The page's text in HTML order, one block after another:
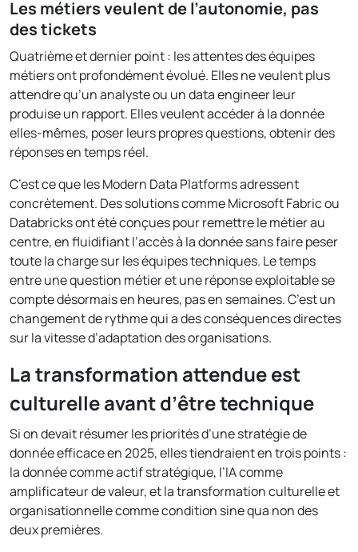
Les métiers veulent de l’autonomie, pas
des tickets
Quatrième et dernier point : les attentes des équipes
métiers ont profondément évolué. Elles ne veulent plus
attendre qu’un analyste ou un data engineer leur
produise un rapport. Elles veulent accéder à la donnée
elles-mêmes, poser leurs propres questions, obtenir des
réponses en temps réel.
C’est ce que les Modern Data Platforms adressent
concrètement. Des solutions comme Microsoft Fabric ou
Databricks ont été conçues pour remettre le métier au
centre, en fluidifiant l’accès à la donnée sans faire peser
toute la charge sur les équipes techniques. Le temps
entre une question métier et une réponse exploitable se
compte désormais en heures, pas en semaines. C’est un
changement de rythme qui a des conséquences directes
sur la vitesse d’adaptation des organisations.
La transformation attendue est
culturelle avant d’être technique
Si on devait résumer les priorités d’une stratégie de
donnée efficace en 2025, elles tiendraient en trois points :
la donnée comme actif stratégique, l’IA comme
amplificateur de valeur, et la transformation culturelle et
organisationnelle comme condition sine qua non des
deux premières.